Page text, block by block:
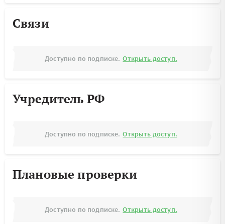
Связи
Доступно по подписке. Открыть доступ.
Учредитель РФ
Доступно по подписке. Открыть доступ.
Плановые проверки
Доступно по подписке. Открыть доступ.